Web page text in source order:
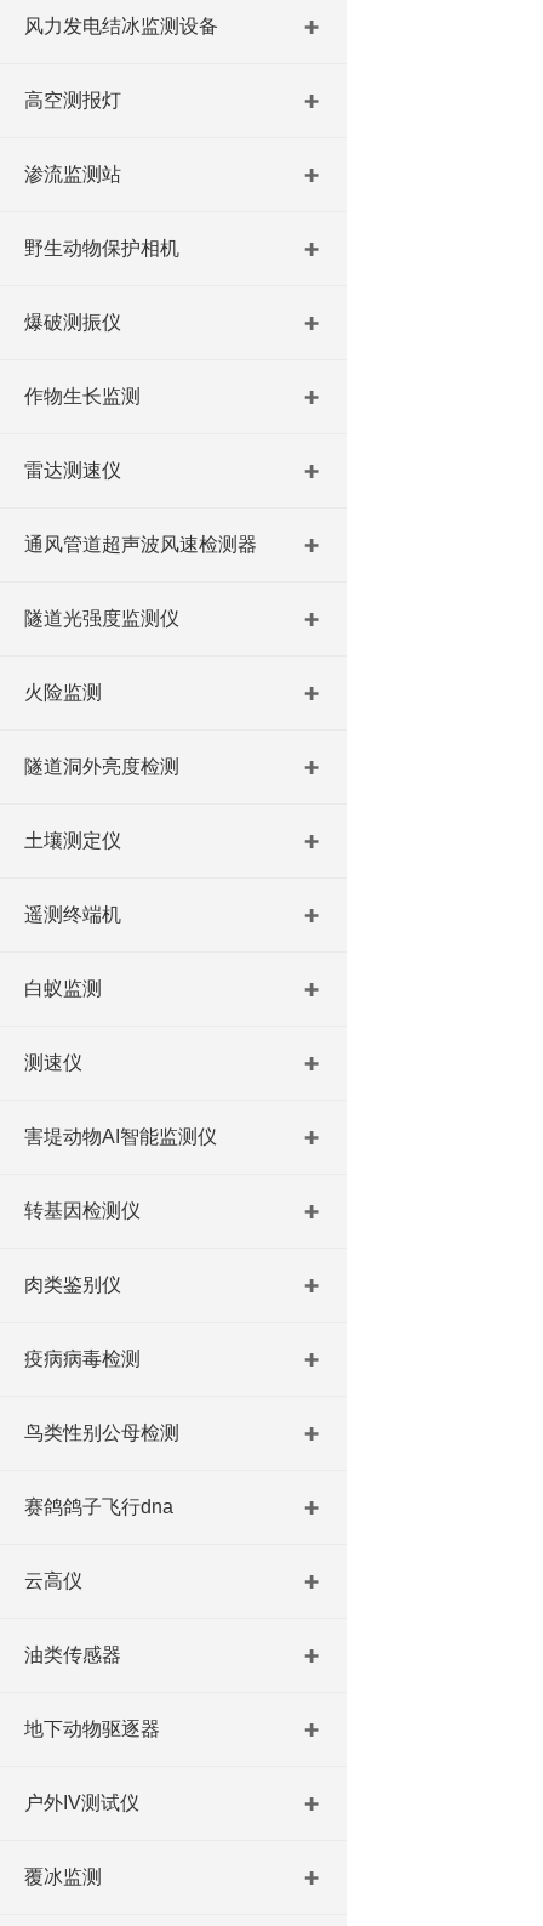
风力发电结冰监测设备
高空测报灯
渗流监测站
野生动物保护相机
爆破测振仪
作物生长监测
雷达测速仪
通风管道超声波风速检测器
隧道光强度监测仪
火险监测
隧道洞外亮度检测
土壤测定仪
遥测终端机
白蚁监测
测速仪
害堤动物AI智能监测仪
转基因检测仪
肉类鉴别仪
疫病病毒检测
鸟类性别公母检测
赛鸽鸽子飞行dna
云高仪
油类传感器
地下动物驱逐器
户外IV测试仪
覆冰监测